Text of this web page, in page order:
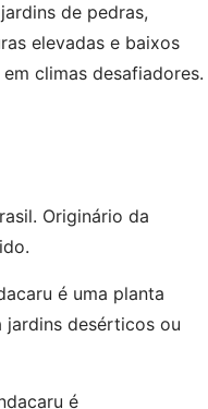
de pedras,
elevadas e baixos
climas desafiadores.
Originário da
é uma planta
jardins desérticos ou
é